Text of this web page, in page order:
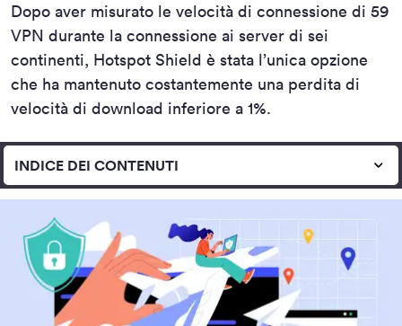
Dopo aver misurato le velocità di connessione di 59
VPN durante la connessione ai server di sei
continenti, Hotspot Shield è stata l’unica opzione
che ha mantenuto costantemente una perdita di
velocità di download inferiore a 1%.
INDICE DEI CONTENUTI